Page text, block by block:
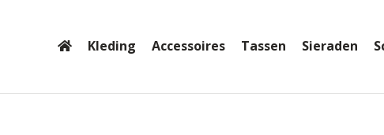
Kleding Accessoires Tassen Sieraden